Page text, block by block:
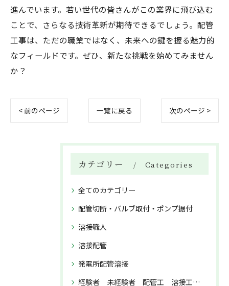
進んでいます。若い世代の皆さんがこの業界に飛び込む
ことで、さらなる技術革新が期待できるでしょう。配管
工事は、ただの職業ではなく、未来への鍵を握る魅力的
なフィールドです。ぜひ、新たな挑戦を始めてみません
か？
< 前のページ 一覧に戻る 次のページ >
カテゴリー Categories
全てのカテゴリー
配管切断・バルブ取付・ポンプ据付
溶接職人
溶接配管
発電所配管溶接
経験者 未経験者 配管工 溶接工 正社員募集